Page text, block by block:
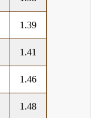
1.39
1.41
1.46
1.48